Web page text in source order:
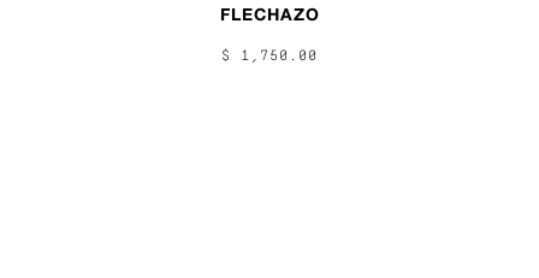
FLECHAZO
$ 1,750.00